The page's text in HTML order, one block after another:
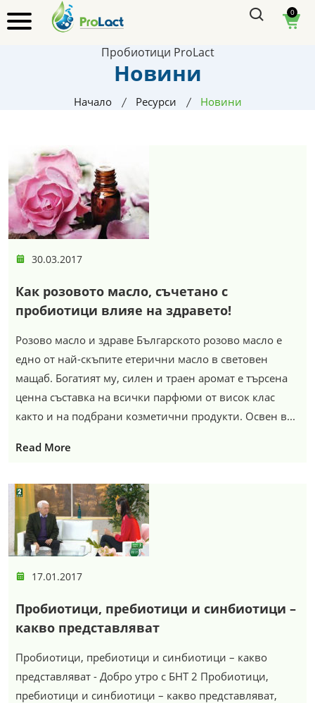
0
Пробиотици ProLact
Новини
Начало Ресурси Новини
30.03.2017
Как розовото масло, съчетано с
пробиотици влияе на здравето!
Розово масло и здраве Българското розово масло е
едно от най-скъпите етерични масло в световен
мащаб. Богатият му, силен и траен аромат е търсена
ценна съставка на всички парфюми от висок клас
както и на подбрани козметични продукти. Освен в...
Read More
17.01.2017
Пробиотици, пребиотици и синбиотици –
какво представляват
Пробиотици, пребиотици и синбиотици – какво
представляват - Добро утро с БНТ 2 Пробиотици,
пребиотици и синбиотици – какво представляват,